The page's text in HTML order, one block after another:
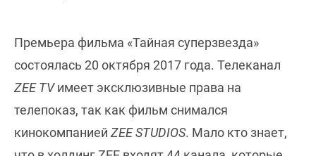
Премьера фильма «Тайная суперзвезда»
состоялась 20 октября 2017 года. Телеканал
ZEE TVимеет эксклюзивные права на
телепоказ, так как фильм снимался
кинокомпанией ZEE STUDIOS. Мало кто знает,